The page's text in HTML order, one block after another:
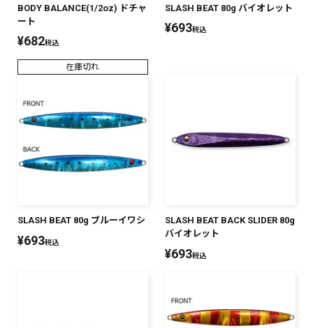
BODY BALANCE(1/2oz) ドチャ
ート
¥682税込
在庫切れ
SLASH BEAT 80g バイオレット
¥693税込
SLASH BEAT 80g ブルーイワシ
¥693税込
SLASH BEAT BACK SLIDER 80g
バイオレット
¥693税込